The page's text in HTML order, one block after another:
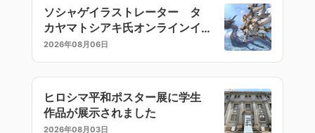
ソシャゲイラストレーター タ
カヤマトシアキ氏オンラインイ
ラストセミナー
2026年08月06日
ヒロシマ平和ポスター展に学生
作品が展示されました
2026年08月03日